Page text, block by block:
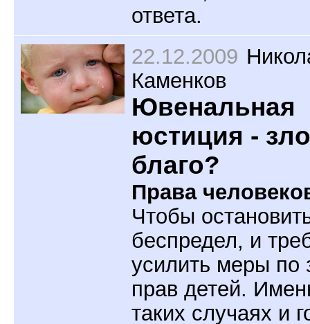
ответа.
22.12.2009
Каменков
Ювенальная
юстиция -
благо?
Права
Чтобы
беспредел, и
усилить меры по
прав детей.
таких случаях и